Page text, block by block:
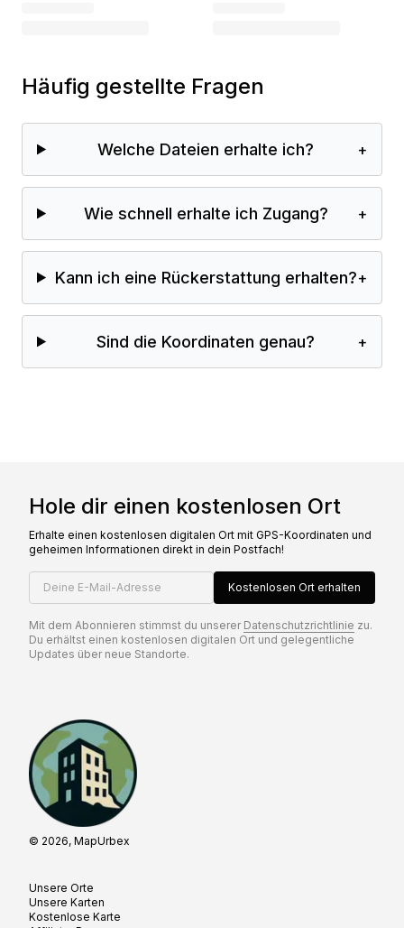
Häufig gestellte Fragen
Welche Dateien erhalte ich? +
Wie schnell erhalte ich Zugang? +
Kann ich eine Rückerstattung erhalten?+
Sind die Koordinaten genau? +
© 2026, MapUrbex
Unsere Orte
Unsere Karten
Kostenlose Karte
Hole dir einen kostenlosen Ort
Erhalte einen kostenlosen digitalen Ort mit GPS-Koordinaten und
geheimen Informationen direkt in dein Postfach!
Deine E-Mail-Adresse Kostenlosen Ort erhalten
Mit dem Abonnieren stimmst du unserer Datenschutzrichtlinie zu.
Du erhältst einen kostenlosen digitalen Ort und gelegentliche
Updates über neue Standorte.